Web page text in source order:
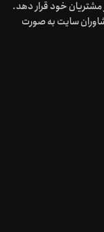
مشتریان خود قرار دهد.
سایت به صورت